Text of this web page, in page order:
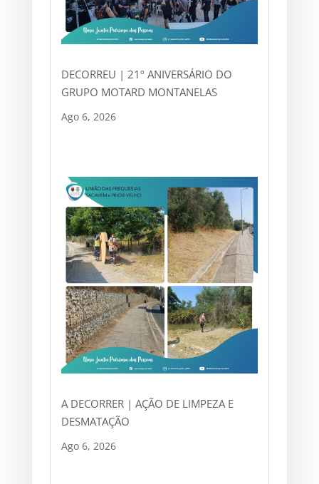
DECORREU | 21º ANIVERSÁRIO DO
GRUPO MOTARD MONTANELAS
Ago 6, 2026
A DECORRER | AÇÃO DE LIMPEZA E
DESMATAÇÃO
Ago 6, 2026